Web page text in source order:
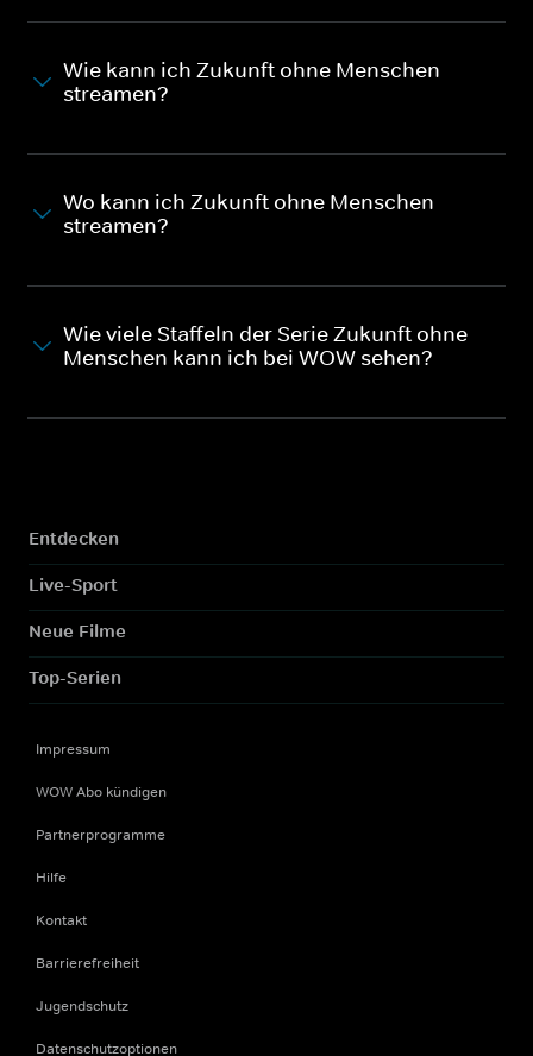
Wie kann ich Zukunft ohne Menschen
streamen?
Wo kann ich Zukunft ohne Menschen
streamen?
Wie viele Staffeln der Serie Zukunft ohne
Menschen kann ich bei WOW sehen?
Entdecken
Live-Sport
Neue Filme
Top-Serien
Impressum
WOW Abo kündigen
Partnerprogramme
Hilfe
Kontakt
Barrierefreiheit
Jugendschutz
Datenschutzoptionen